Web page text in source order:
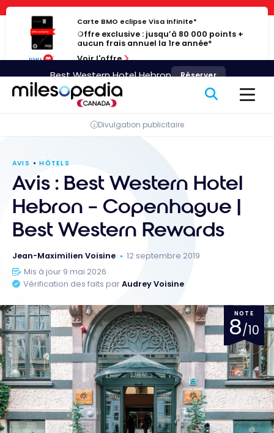
Panneau de gestion des cookies
Passer
contenu
Carte BMO eclipse Visa Infinite*
Offre exclusive : jusqu’à 80 000 points +
aucun frais annuel la 1re année*
Voir l'offre
Divulgation publicitaire
AVIS HÔTELS
Avis : Best Western Hotel
Hebron – Copenhague |
Best Western Rewards
Jean-Maximilien Voisine
12 septembre 2019
Mis à jour 9 mai 2026
Vérification des faits parAudrey Voisine
NOTE
8/10
Best Western Hotel Hebron Réserver